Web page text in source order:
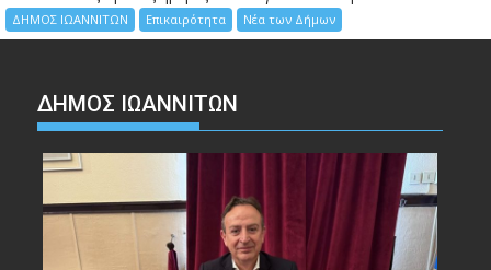
ΔΗΜΟΣ ΙΩΑΝΝΙΤΩΝ Επικαιρότητα Νέα των Δήμων
ΔΗΜΟΣ ΙΩΑΝΝΙΤΩΝ